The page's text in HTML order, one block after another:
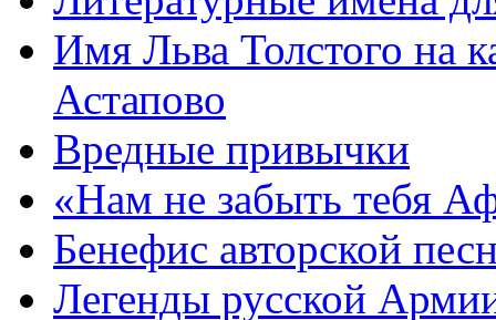
Имя Льва Толстого на
Астапово
Вредные привычки
«Нам не забыть тебя
Бенефис авторской
Легенды русской